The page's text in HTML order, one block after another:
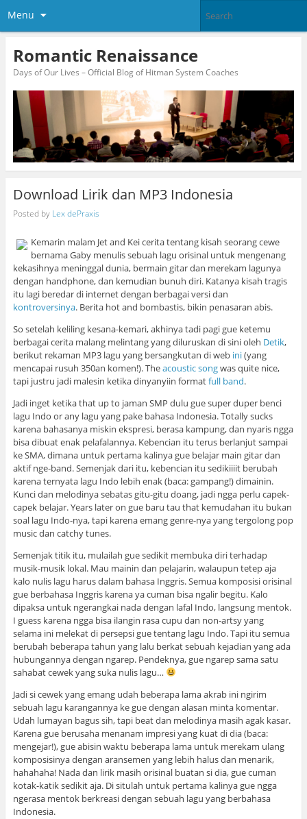
Menu
Romantic Renaissance
Days of Our Lives – Official Blog of Hitman System Coaches
Download Lirik dan MP3 Indonesia
Posted by Lex dePraxis
Kemarin malam Jet and Kei cerita tentang kisah seorang cewe
bernama Gaby menulis sebuah lagu orisinal untuk mengenang
kekasihnya meninggal dunia, bermain gitar dan merekam lagunya
dengan handphone, dan kemudian bunuh diri. Katanya kisah tragis
itu lagi beredar di internet dengan berbagai versi dan
kontroversinya. Berita hot and bombastis, bikin penasaran abis.
So setelah keliling kesana-kemari, akhinya tadi pagi gue ketemu
berbagai cerita malang melintang yang diluruskan di sini oleh Detik,
berikut rekaman MP3 lagu yang bersangkutan di web ini(yang
mencapai rusuh 350an komen!). Theacoustic songwas quite nice,
tapi justru jadi malesin ketika dinyanyiin formatfull band.
Jadi inget ketika that up to jaman SMP dulu gue super duper benci
lagu Indo or any lagu yang pake bahasa Indonesia. Totally sucks
karena bahasanya miskin ekspresi, berasa kampung, dan nyaris ngga
bisa dibuat enak pelafalannya. Kebencian itu terus berlanjut sampai
ke SMA, dimana untuk pertama kalinya gue belajar main gitar dan
aktif nge-band. Semenjak dari itu, kebencian itu sedikiiiit berubah
karena ternyata lagu Indo lebih enak (baca: gampang!) dimainin.
Kunci dan melodinya sebatas gitu-gitu doang, jadi ngga perlu capek-
capek belajar. Years later on gue baru tau that kemudahan itu bukan
soal lagu Indo-nya, tapi karena emang genre-nya yang tergolong pop
music dan catchy tunes.
Semenjak titik itu, mulailah gue sedikit membuka diri terhadap
musik-musik lokal. Mau mainin dan pelajarin, walaupun tetep aja
kalo nulis lagu harus dalam bahasa Inggris. Semua komposisi orisinal
gue berbahasa Inggris karena ya cuman bisa ngalir begitu. Kalo
dipaksa untuk ngerangkai nada dengan lafal Indo, langsung mentok.
I guess karena ngga bisa ilangin rasa cupu dan non-artsy yang
selama ini melekat di persepsi gue tentang lagu Indo. Tapi itu semua
berubah beberapa tahun yang lalu berkat sebuah kejadian yang ada
hubungannya dengan ngarep. Pendeknya, gue ngarep sama satu
sahabat cewek yang suka nulis lagu…
Jadi si cewek yang emang udah beberapa lama akrab ini ngirim
sebuah lagu karangannya ke gue dengan alasan minta komentar.
Udah lumayan bagus sih, tapi beat dan melodinya masih agak kasar.
Karena gue berusaha menanam impresi yang kuat di dia (baca:
mengejar!), gue abisin waktu beberapa lama untuk merekam ulang
komposisinya dengan aransemen yang lebih halus dan menarik,
hahahaha! Nada dan lirik masih orisinal buatan si dia, gue cuman
kotak-katik sedikit aja. Di situlah untuk pertama kalinya gue ngga
ngerasa mentok berkreasi dengan sebuah lagu yang berbahasa
Indonesia.